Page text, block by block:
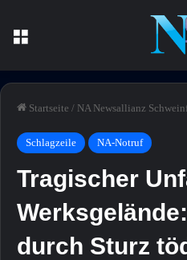
Startseite / NA Newsallianz
Schlagzeile NA-Notruf
Tragischer
durch Sturz